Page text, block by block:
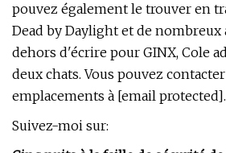
pouvez également le trouver en
Dead by Daylight et de nombreux
dehors d'écrire pour GINX, Cole
deux chats. Vous pouvez
emplacements à [email protected].
Suivez-moi sur: